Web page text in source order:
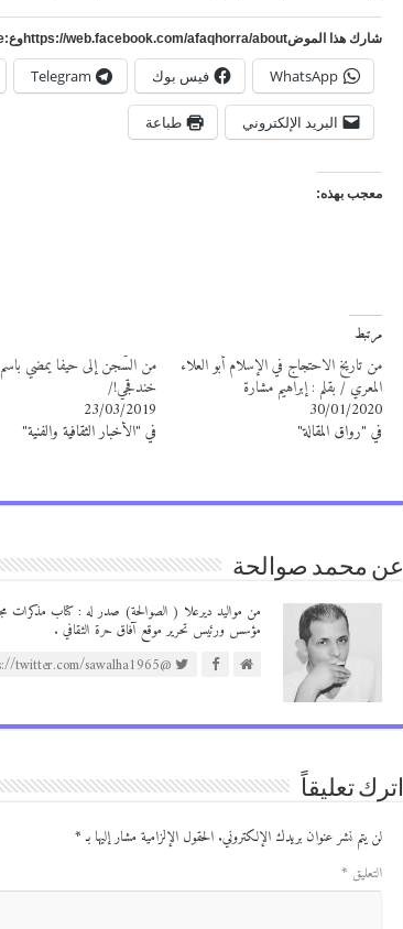
شارك هذا الموضhttps://web.facebook.com/afaqhorra/aboutوع:https://www.pinterest.com/?autologin=true
WhatsApp فيس بوك Telegram
البريد الإلكتروني طباعة
معجب بهذه:
مرتبط
من تاريخ الاحتجاج في الإسلام أبو العلاء
المعري / بقلم : إبراهيم مشارة
30/01/2020
في "رواق المقالة"
من السّجن إلى حيفا يمضي باسم
خندقجي!/
23/03/2019
في "الأخبار الثقافية والفنية"
عن محمد صوالحة
مؤسس ورئيس تحرير موقع آفاق حرة الثقافي .
@https://twitter.com/sawalha1965
اترك تعليقاً
لن يتم نشر عنوان بريدك الإلكتروني. الحقول الإلزامية مشار إليها بـ*
التعليق *